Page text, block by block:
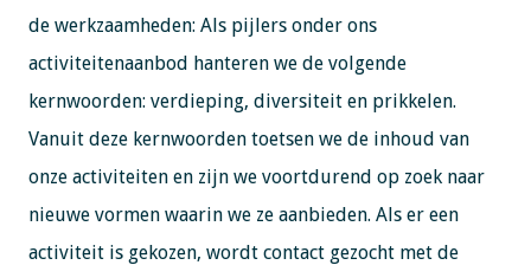
de werkzaamheden: Als pijlers onder ons
activiteitenaanbod hanteren we de volgende
kernwoorden: verdieping, diversiteit en prikkelen.
Vanuit deze kernwoorden toetsen we de inhoud van
onze activiteiten en zijn we voortdurend op zoek naar
nieuwe vormen waarin we ze aanbieden. Als er een
activiteit is gekozen, wordt contact gezocht met de